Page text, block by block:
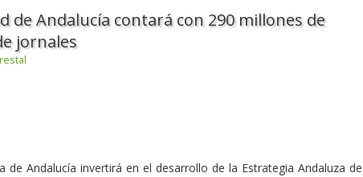
de Andalucía contará con 290 millones de
jornales
de Andalucía invertirá en el desarrollo de la Estrategia Andaluza de